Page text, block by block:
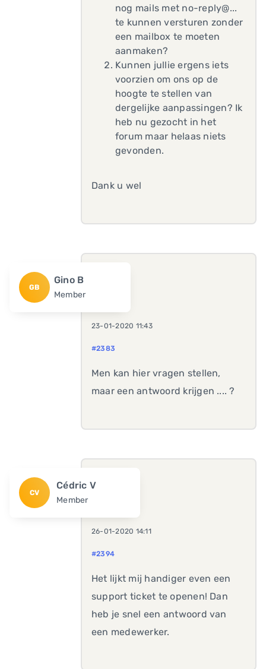
nog mails met no-reply@...
te kunnen versturen zonder
een mailbox te moeten
aanmaken?
Kunnen jullie ergens iets
voorzien om ons op de
hoogte te stellen van
dergelijke aanpassingen? Ik
heb nu gezocht in het
forum maar helaas niets
gevonden.
Dank u wel
GB
Gino B
Member
23-01-2020 11:43
#2383
Men kan hier vragen stellen,
maar een antwoord krijgen .... ?
CV
Cédric V
Member
26-01-2020 14:11
#2394
Het lijkt mij handiger even een
support ticket te openen! Dan
heb je snel een antwoord van
een medewerker.